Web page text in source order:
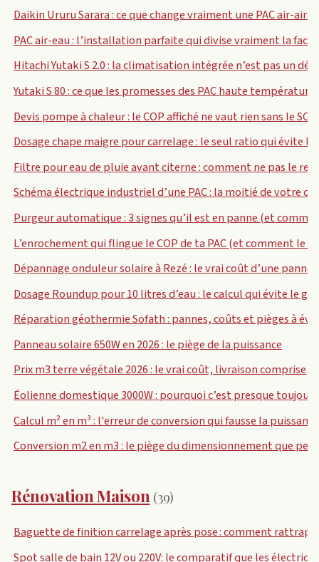
Daikin Ururu Sarara : ce que change vraiment une PAC air-air
PAC air-eau : l’installation parfaite qui divise vraiment la
Hitachi Yutaki S 2.0 : la climatisation intégrée n’est pas un
Yutaki S 80 : ce que les promesses des PAC haute
Devis pompe à chaleur : le COP affiché ne vaut rien sans le
Dosage chape maigre pour carrelage : le seul ratio qui évite
Filtre pour eau de pluie avant citerne : comment ne pas le
Schéma électrique industriel d’une PAC : la moitié de votre
Purgeur automatique : 3 signes qu’il est en panne (et
L’enrochement qui flingue le COP de ta PAC (et comment le
Dépannage onduleur solaire à Rezé : le vrai coût d’une panne
Dosage Roundup pour 10 litres d’eau : le calcul qui évite le
Réparation géothermie Sofath : pannes, coûts et pièges à
Panneau solaire 650W en 2026 : le piège de la puissance
Prix m3 terre végétale 2026 : le vrai coût, livraison comprise
Éolienne domestique 3000W : pourquoi c’est presque
Calcul m² en m³ : l'erreur de conversion qui fausse la
Conversion m2 en m3 : le piège du dimensionnement que
Rénovation Maison (39)
Baguette de finition carrelage après pose : comment
Spot salle de bain 12V ou 220V: le comparatif que les